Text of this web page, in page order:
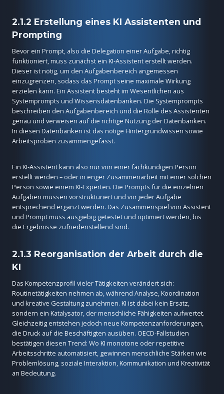
2.1.2 Erstellung eines KI Assistenten und
Prompting
Bevor ein Prompt, also die Delegation einer Aufgabe, richtig
funktioniert, muss zunächst ein KI-Assistent erstellt werden.
Dieser ist nötig, um den Aufgabenbereich angemessen
einzugrenzen, sodass das Prompt seine maximale Wirkung
erzielen kann. Ein Assistent besteht im Wesentlichen aus
Systemprompts und Wissensdatenbanken. Die Systemprompts
beschreiben den Aufgabenbereich und die Rolle des Assistenten
genau und verweisen auf die richtige Nutzung der Datenbanken.
In diesen Datenbanken ist das nötige Hintergrundwissen sowie
Arbeitsproben zusammengefasst.
Ein KI-Assistent kann also nur von einer fachkundigen Person
erstellt werden – oder in enger Zusammenarbeit mit einer solchen
Person sowie einem KI-Experten. Die Prompts für die einzelnen
Aufgaben müssen vorstrukturiert und vor jeder Aufgabe
entsprechend ergänzt werden. Das Zusammenspiel von Assistent
und Prompt muss ausgiebig getestet und optimiert werden, bis
die Ergebnisse zufriedenstellend sind.
2.1.3 Reorganisation der Arbeit durch die
KI
Das Kompetenzprofil vieler Tätigkeiten verändert sich:
Routinetätigkeiten nehmen ab, während Analyse, Koordination
und kreative Gestaltung zunehmen. KI ist dabei kein Ersatz,
sondern ein Katalysator, der menschliche Fähigkeiten aufwertet.
Gleichzeitig entstehen jedoch neue Kompetenzanforderungen,
die Druck auf die Beschäftigten ausüben. OECD-Fallstudien
bestätigen diesen Trend: Wo KI monotone oder repetitive
Arbeitsschritte automatisiert, gewinnen menschliche Stärken wie
Problemlösung, soziale Interaktion, Kommunikation und Kreativität
an Bedeutung.